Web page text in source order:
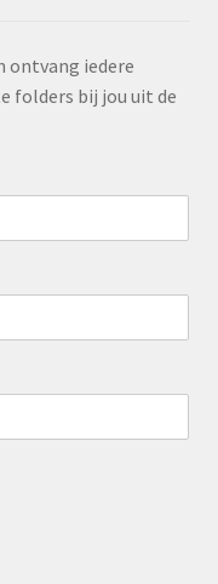
ontvang iedere
folders bij jou uit de